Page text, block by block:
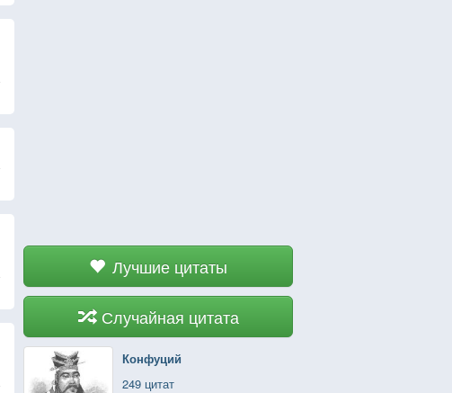
Лучшие цитаты
Случайная цитата
Конфуций
249 цитат